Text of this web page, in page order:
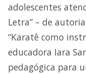
adolescentes
Letra” – de
“Karatê como
educadora Iara
pedagógica para